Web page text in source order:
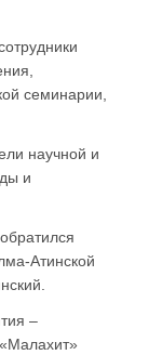
семинарии,
научной и
и
Атинской
–